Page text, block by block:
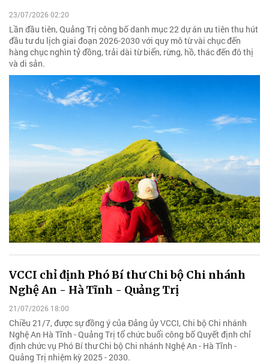
23/07/2026 02:20
Lần đầu tiên, Quảng Trị công bố danh mục 22 dự án ưu tiên thu hút
đầu tư du lịch giai đoạn 2026-2030 với quy mô từ vài chục đến
hàng chục nghìn tỷ đồng, trải dài từ biển, rừng, hồ, thác đến đô thị
và di sản.
VCCI chỉ định Phó Bí thư Chi bộ Chi nhánh
Nghệ An - Hà Tĩnh - Quảng Trị
21/07/2026 18:00
Chiều 21/7, được sự đồng ý của Đảng ủy VCCI, Chi bộ Chi nhánh
Nghệ An Hà Tĩnh - Quảng Trị tổ chức buổi công bố Quyết định chỉ
định chức vụ Phó Bí thư Chi bộ Chi nhánh Nghệ An - Hà Tĩnh -
Quảng Trị nhiệm kỳ 2025 - 2030.